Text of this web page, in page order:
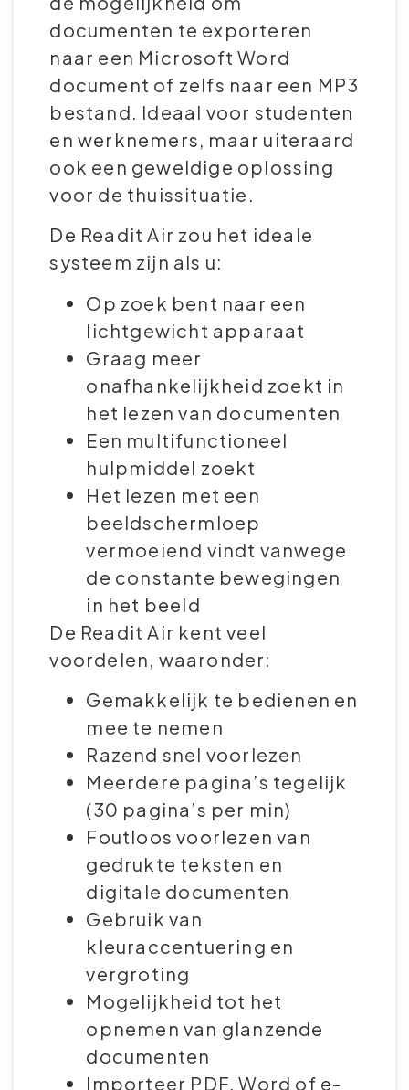
documenten te exporteren
naar een Microsoft Word
document of zelfs naar een MP3
bestand. Ideaal voor studenten
en werknemers, maar uiteraard
ook een geweldige oplossing
voor de thuissituatie.
De Readit Air zou het ideale
systeem zijn als u:
Op zoek bent naar een
lichtgewicht apparaat
Graag meer
onafhankelijkheid zoekt in
het lezen van documenten
Een multifunctioneel
hulpmiddel zoekt
Het lezen met een
beeldschermloep
vermoeiend vindt vanwege
de constante bewegingen
in het beeld
De Readit Air kent veel
voordelen, waaronder:
Gemakkelijk te bedienen en
mee te nemen
Razend snel voorlezen
Meerdere pagina’s tegelijk
(30 pagina’s per min)
Foutloos voorlezen van
gedrukte teksten en
digitale documenten
Gebruik van
kleuraccentuering en
vergroting
Mogelijkheid tot het
opnemen van glanzende
documenten
Importeer PDF, Word of e-